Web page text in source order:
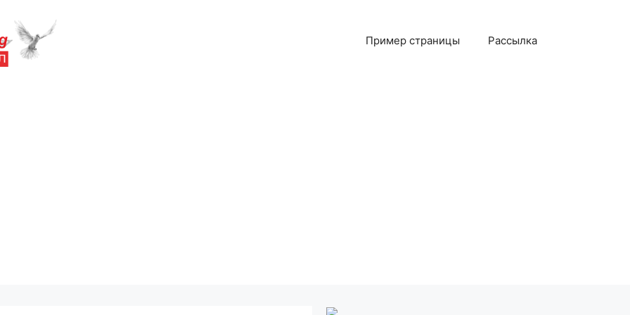
Пример страницы Рассылка